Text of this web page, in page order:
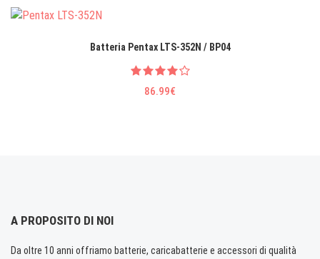
Batteria Pentax LTS-352N / BP04
86.99€
A PROPOSITO DI NOI
Da oltre 10 anni offriamo batterie, caricabatterie e accessori di qualità